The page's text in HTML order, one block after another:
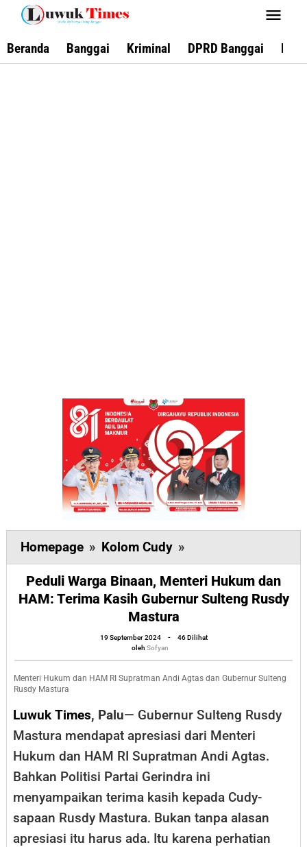
Lewati
konten
Beranda Banggai Kriminal DPRD Banggai
Homepage » Kolom Cudy »
Warga
Binaan,
Menteri
dan
HAM:
Terima
Gubernur
Sulteng
Rusdy
Mastura
Peduli Warga Binaan, Menteri Hukum dan
HAM: Terima Kasih Gubernur Sulteng Rusdy
Mastura
19 September 2024
oleh
Sofyan
-
46 Dilihat
oleh Sofyan
Menteri Hukum dan HAM RI Supratman Andi Agtas dan Gubernur Sulteng
Rusdy Mastura
Luwuk Times, Palu— Gubernur Sulteng Rusdy
Mastura mendapat apresiasi dari Menteri
Hukum dan HAM RI Supratman Andi Agtas.
Bahkan Politisi Partai Gerindra ini
menyampaikan terima kasih kepada Cudy-
sapaan Rusdy Mastura. Bukan tanpa alasan
apresiasi itu harus ada. Itu karena perhatian